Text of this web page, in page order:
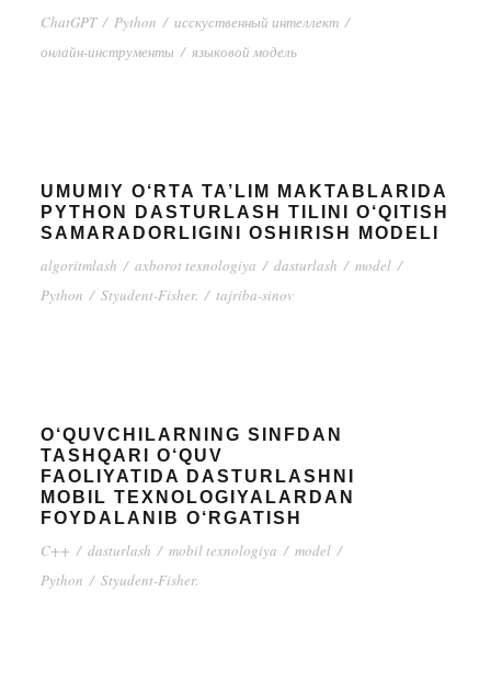
ChatGPT / Python / исскуственный интеллект /
онлайн-инструменты / языковой модель
UMUMIY O‘RTA TA’LIM MAKTABLARIDA
PYTHON DASTURLASH TILINI O‘QITISH
SAMARADORLIGINI OSHIRISH MODELI
algoritmlash / axborot texnologiya / dasturlash / model /
Python / Styudent-Fisher. / tajriba-sinov
O‘QUVCHILARNING SINFDAN
TASHQARI O‘QUV
FAOLIYATIDA DASTURLASHNI
MOBIL TEXNOLOGIYALARDAN
FOYDALANIB O‘RGATISH
C++ / dasturlash / mobil texnologiya / model /
Python / Styudent-Fisher.